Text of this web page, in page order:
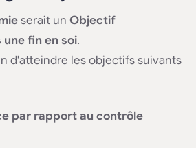
serait un Objectif
une fin en soi.
d'atteindre les objectifs suivants
par rapport au contrôle